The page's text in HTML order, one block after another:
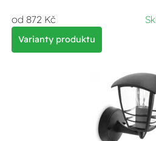
od 872 Kč
Varianty produktu